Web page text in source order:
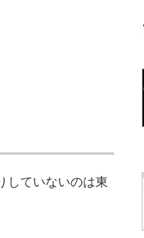
していないのは東